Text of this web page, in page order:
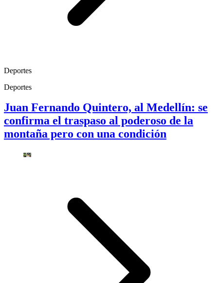
Deportes
Deportes
Juan Fernando Quintero, al Medellín: se
confirma el traspaso al poderoso de la
montaña pero con una condición